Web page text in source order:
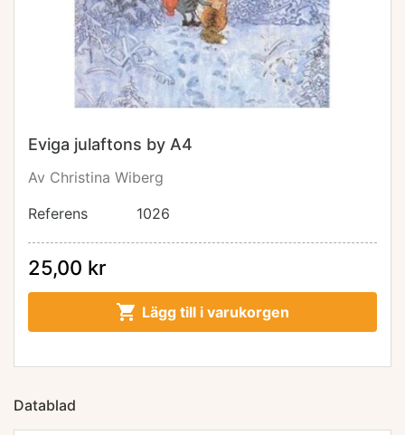
Eviga julaftons by A4
Av Christina Wiberg
Referens
1026
25,00 kr
 Lägg till i varukorgen
Datablad